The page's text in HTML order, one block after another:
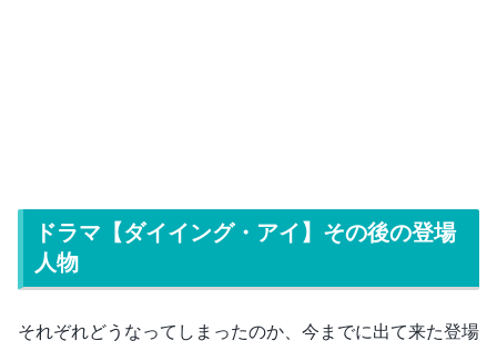
ドラマ【ダイイング・アイ】その後の登場
人物
それぞれどうなってしまったのか、今までに出て来た登場